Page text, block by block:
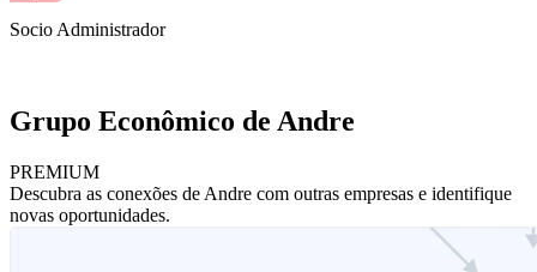
Socio Administrador
Grupo Econômico de Andre
PREMIUM
Descubra as conexões de Andre com outras empresas e identifique
novas oportunidades.